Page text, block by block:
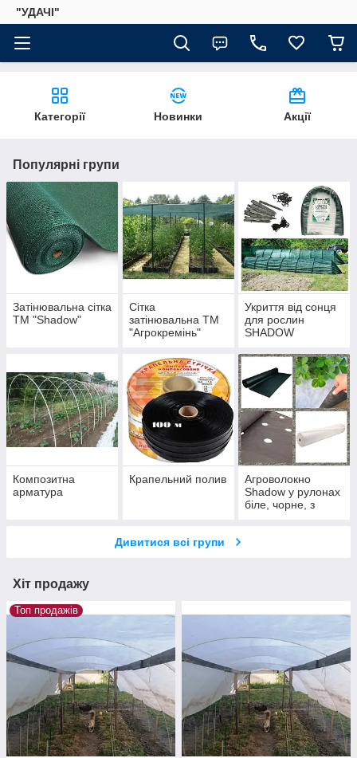
"УДАЧІ"
Категорії Новинки Акції
Популярні групи
Затінювальна сітка
ТМ "Shadow"
Сітка
затінювальна ТМ
"Агрокремінь"
Укриття від сонця
для рослин
SHADOW
Композитна
арматура
Крапельний полив
Агроволокно
Shadow у рулонах
біле, чорне, з
Дивитися всі групи
Хіт продажу
Топ продажів